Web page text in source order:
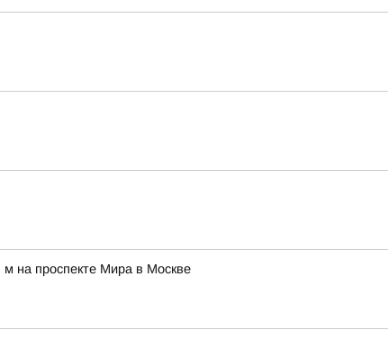
на проспекте Мира в Москве